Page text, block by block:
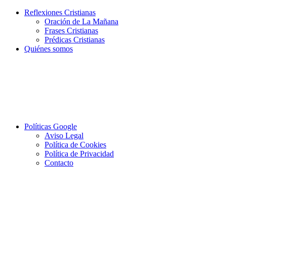
Reflexiones Cristianas
Oración de La Mañana
Frases Cristianas
Prédicas Cristianas
Quiénes somos
Políticas Google
Aviso Legal
Política de Cookies
Política de Privacidad
Contacto